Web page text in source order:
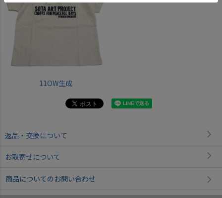
11OW生成
返品・交換について
お取寄せについて
商品についてのお問い合わせ